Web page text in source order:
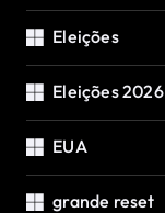
Eleições
Eleições 2026
EUA
grande reset